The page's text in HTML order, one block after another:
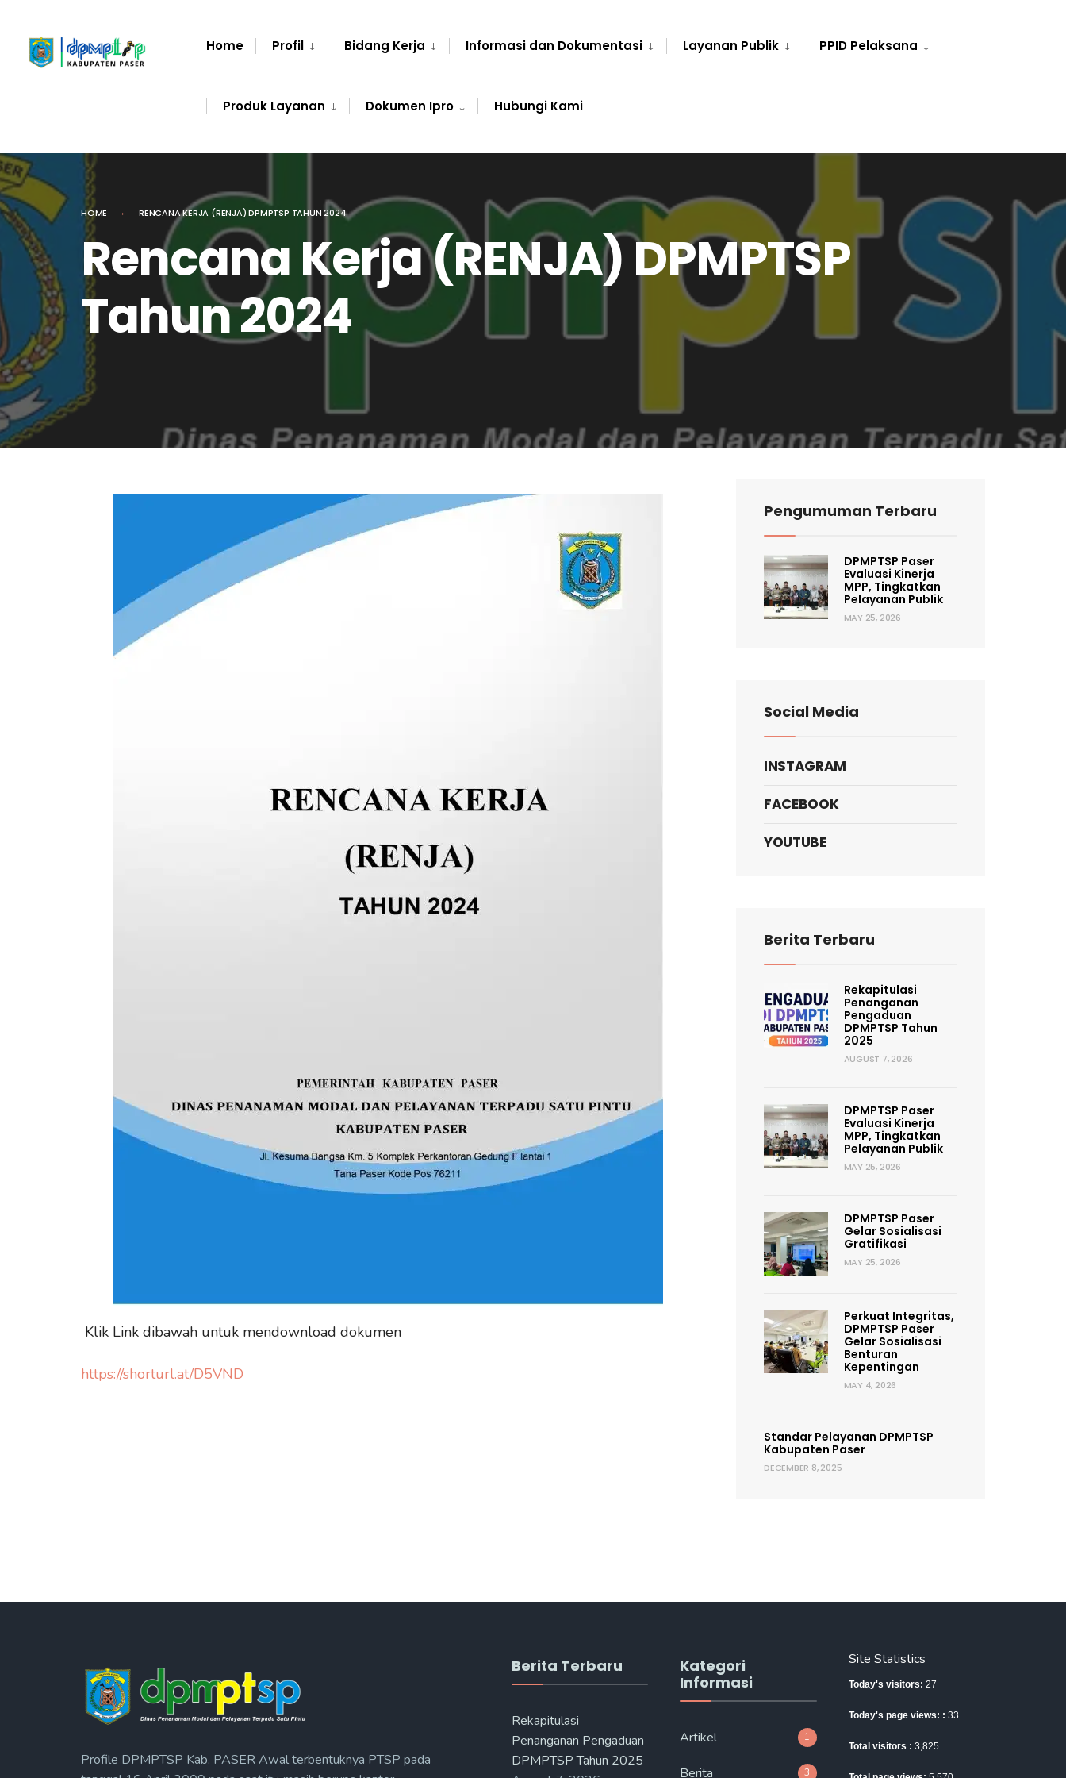
Home Profil Bidang Kerja Informasi dan Dokumentasi Layanan Publik PPID Pelaksana
Produk Layanan Dokumen Ipro Hubungi Kami
HOME RENCANA KERJA (RENJA) DPMPTSP TAHUN 2024
Rencana Kerja (RENJA) DPMPTSP
Tahun 2024
Klik Link dibawah untuk mendownload dokumen
https://shorturl.at/D5VND
Pengumuman Terbaru
DPMPTSP Paser
Evaluasi Kinerja
MPP, Tingkatkan
Pelayanan Publik
MAY 25, 2026
Social Media
INSTAGRAM
FACEBOOK
YOUTUBE
Berita Terbaru
Rekapitulasi
Penanganan
Pengaduan
DPMPTSP Tahun
2025
AUGUST 7, 2026
DPMPTSP Paser
Evaluasi Kinerja
MPP, Tingkatkan
Pelayanan Publik
MAY 25, 2026
DPMPTSP Paser
Gelar Sosialisasi
Gratifikasi
MAY 25, 2026
Perkuat Integritas,
DPMPTSP Paser
Gelar Sosialisasi
Benturan
Kepentingan
MAY 4, 2026
Standar Pelayanan DPMPTSP
Kabupaten Paser
DECEMBER 8, 2025
Profile DPMPTSP Kab. PASER Awal terbentuknya PTSP pada
Berita Terbaru
Rekapitulasi
Penanganan Pengaduan
DPMPTSP Tahun 2025
Kategori
Informasi
Artikel 1
Berita 3
Site Statistics
Today's visitors: 27
Today's page views: : 33
Total visitors : 3,825